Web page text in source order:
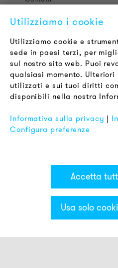
Newsletter
LEGALE
Termini & Condizioni
Informativa sulla Privacy
Impronta
Utilizziamo i cookie
Utilizziamo cookie e
sede in paesi terzi, per
sul nostro sito web. Puoi
qualsiasi momento.
utilizzati e sui tuoi diritti
disponibili nella nostra
Informativa sulla privacy |
Configura preferenze
Accetta
Usa solo